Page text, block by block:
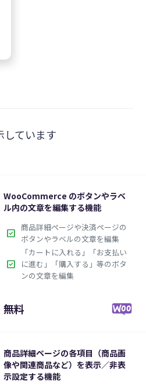
ています
WooCommerce のボタンやラベ
ル内の文章を編集する機能
check_box 商品詳細ページや決済ページの
ボタンやラベルの文章を編集
check_box
「カートに入れる」「お支払い
に進む」「購入する」等のボタ
ンの文章を編集
無料
商品詳細ページの各項目（商品画
像や関連商品など）を表示／非表
示設定する機能